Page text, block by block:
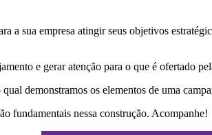
a sua empresa atingir seus objetivos
e gerar atenção para o que é ofertado
demonstramos os elementos de uma
fundamentais nessa construção. Acompanhe!